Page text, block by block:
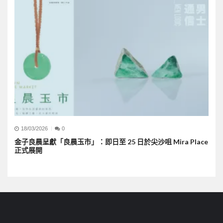
18/03/2026 0
金子良晨呈獻「良晨玉市」：即日至 25 日於尖沙咀 Mira Place
正式展開